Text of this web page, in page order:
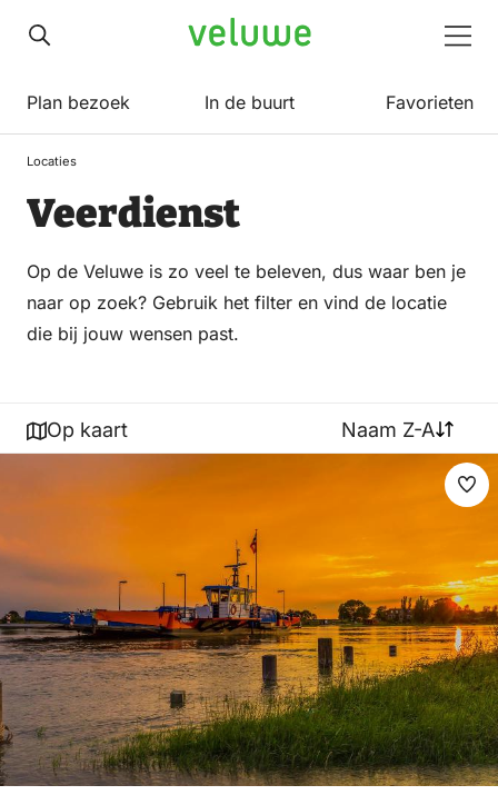
Veluwe
Plan bezoek In de buurt Favorieten
Locaties
Veerdienst
Op de Veluwe is zo veel te beleven, dus waar ben je
naar op zoek? Gebruik het filter en vind de locatie
die bij jouw wensen past.
Op kaart Naam Z-A